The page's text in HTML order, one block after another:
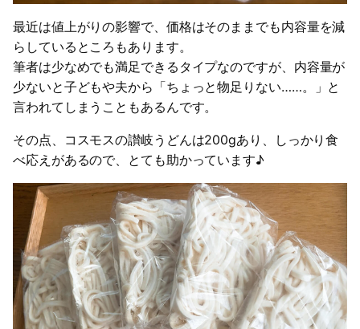
最近は値上がりの影響で、価格はそのままでも内容量を減
らしているところもあります。
筆者は少なめでも満足できるタイプなのですが、内容量が
少ないと子どもや夫から「ちょっと物足りない……。」と
言われてしまうこともあるんです。
その点、コスモスの讃岐うどんは200gあり、しっかり食
べ応えがあるので、とても助かっています♪